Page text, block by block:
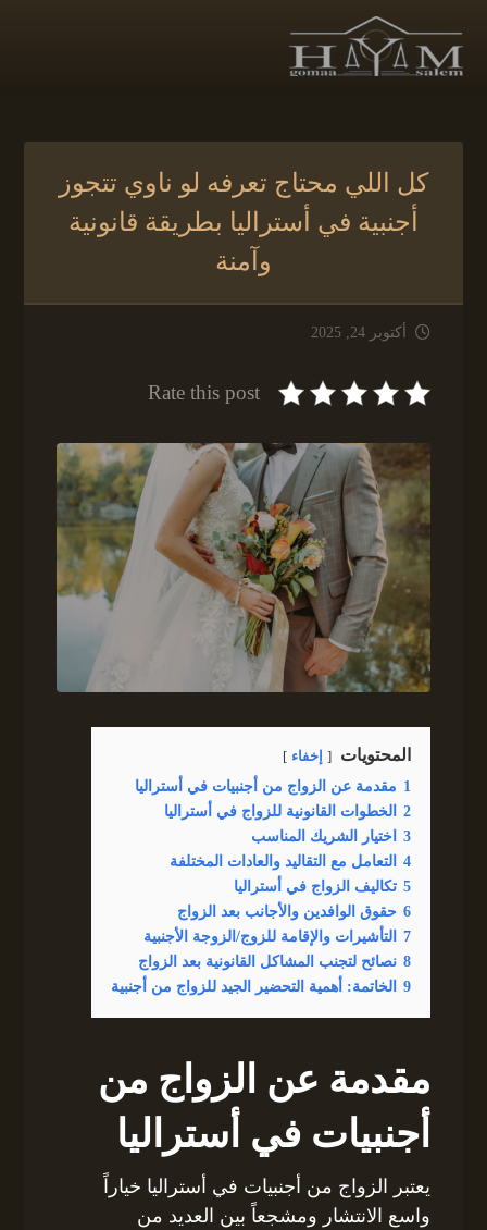
كل اللي محتاج تعرفه لو ناوي تتجوز
أجنبية في أستراليا بطريقة قانونية
وآمنة
أكتوبر 24, 2025
Rate this post
المحتويات إخفاء
1 مقدمة عن الزواج من أجنبيات في أستراليا
2
الخطوات القانونية للزواج في أستراليا
3
اختيار الشريك المناسب
4
التعامل مع التقاليد والعادات المختلفة
5 تكاليف الزواج في أستراليا
6 حقوق الوافدين والأجانب بعد الزواج
7
التأشيرات والإقامة للزوج/الزوجة الأجنبية
8 نصائح لتجنب المشاكل القانونية بعد الزواج
9
الخاتمة: أهمية التحضير الجيد للزواج من أجنبية
مقدمة عن الزواج من
أجنبيات في أستراليا
يعتبر الزواج من أجنبيات في أستراليا خياراً
واسع الانتشار ومشجعاً بين العديد من